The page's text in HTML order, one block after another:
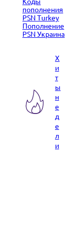
пополнения
PSN Turkey
Пополнение
PSN Украина
Х
и
т
ы
н
е
д
е
л
и